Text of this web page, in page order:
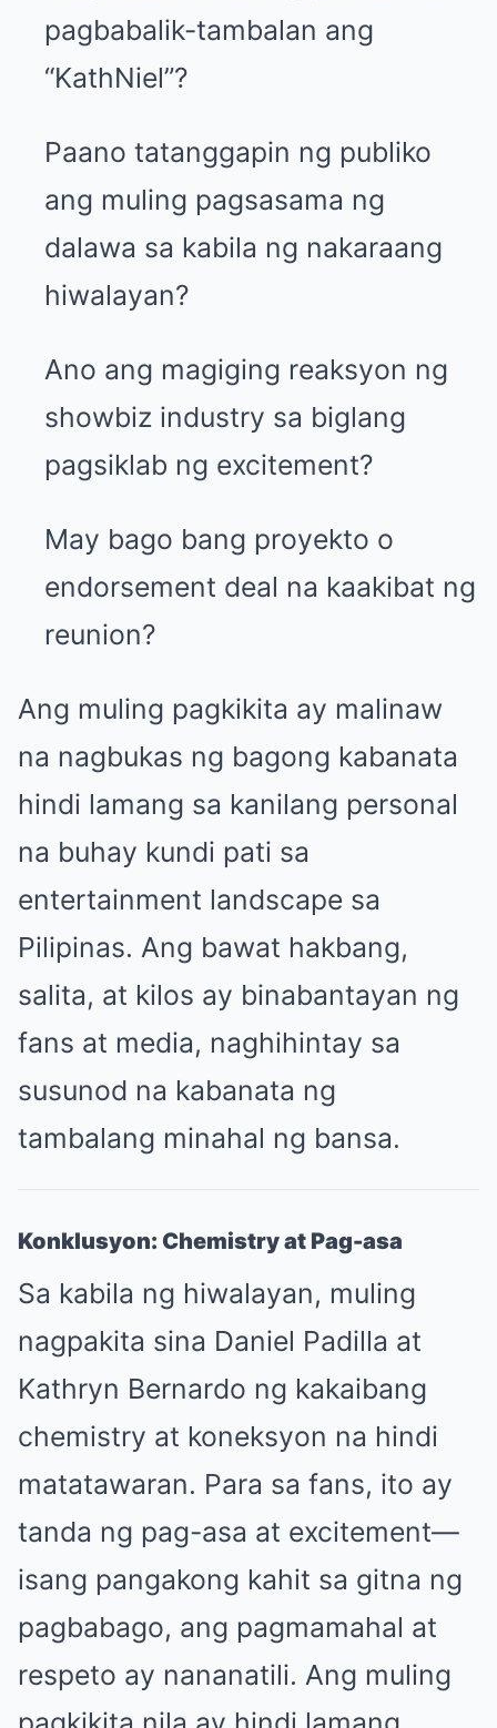
pagbabalik-tambalan ang
“KathNiel”?
Paano tatanggapin ng publiko
ang muling pagsasama ng
dalawa sa kabila ng nakaraang
hiwalayan?
Ano ang magiging reaksyon ng
showbiz industry sa biglang
pagsiklab ng excitement?
May bago bang proyekto o
endorsement deal na kaakibat ng
reunion?
Ang muling pagkikita ay malinaw
na nagbukas ng bagong kabanata
hindi lamang sa kanilang personal
na buhay kundi pati sa
entertainment landscape sa
Pilipinas. Ang bawat hakbang,
salita, at kilos ay binabantayan ng
fans at media, naghihintay sa
susunod na kabanata ng
tambalang minahal ng bansa.
Konklusyon: Chemistry at Pag-asa
Sa kabila ng hiwalayan, muling
nagpakita sina Daniel Padilla at
Kathryn Bernardo ng kakaibang
chemistry at koneksyon na hindi
matatawaran. Para sa fans, ito ay
tanda ng pag-asa at excitement—
isang pangakong kahit sa gitna ng
pagbabago, ang pagmamahal at
respeto ay nananatili. Ang muling